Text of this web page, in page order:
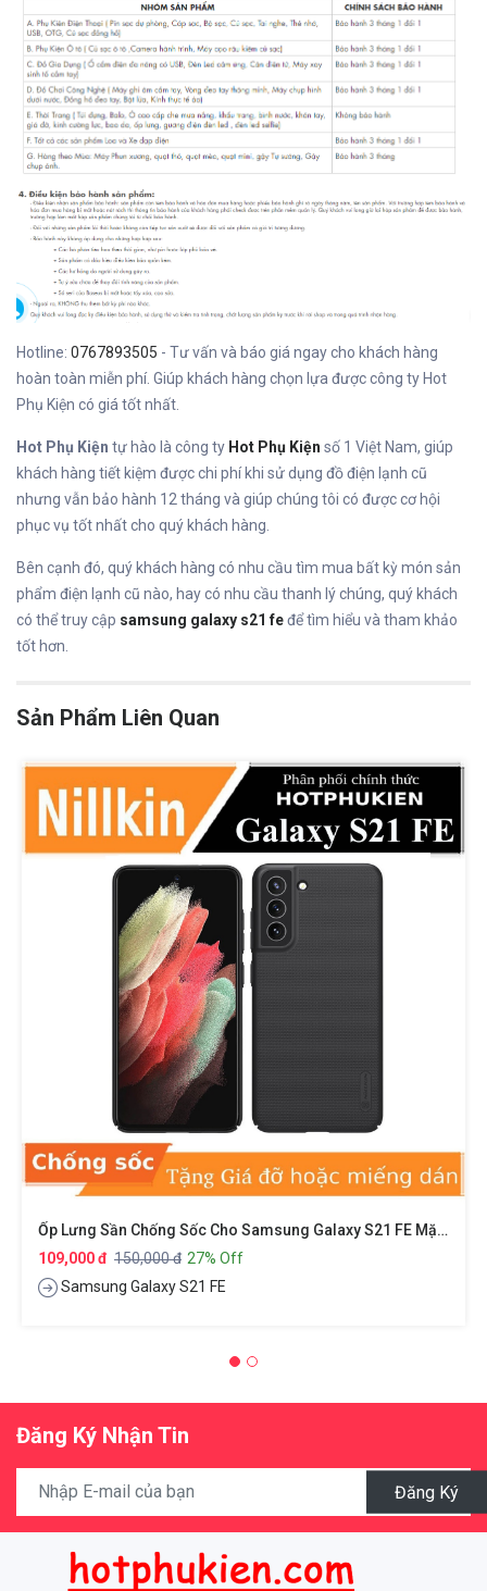
Hotline: 0767893505 - Tư vấn và báo giá ngay cho khách hàng
hoàn toàn miễn phí. Giúp khách hàng chọn lựa được công ty Hot
Phụ Kiện có giá tốt nhất.
Hot Phụ Kiện tự hào là công ty Hot Phụ Kiện số 1 Việt Nam, giúp
khách hàng tiết kiệm được chi phí khi sử dụng đồ điện lạnh cũ
nhưng vẫn bảo hành 12 tháng và giúp chúng tôi có được cơ hội
phục vụ tốt nhất cho quý khách hàng.
Bên cạnh đó, quý khách hàng có nhu cầu tìm mua bất kỳ món sản
phẩm điện lạnh cũ nào, hay có nhu cầu thanh lý chúng, quý khách
có thể truy cập samsung galaxy s21 feđể tìm hiểu và tham khảo
tốt hơn.
Sản Phẩm Liên Quan
Ốp Lưng Sần Chống Sốc Cho Samsung Galaxy S21 FE Mặt Lưng Nhám Hiệu Nillkin Super Frosted Shield
109,000 đ 150,000 đ 27% Off
Samsung Galaxy S21 FE
Đăng Ký Nhận Tin
Đăng Ký